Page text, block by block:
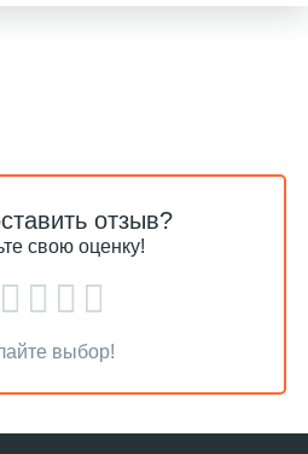
отзыв?
свою оценку!
выбор!